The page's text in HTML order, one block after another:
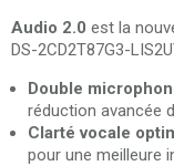
Audio 2.0 est la
DS-2CD2T87G3-
Double
réduction avancée
Clarté vocale
pour une meilleure